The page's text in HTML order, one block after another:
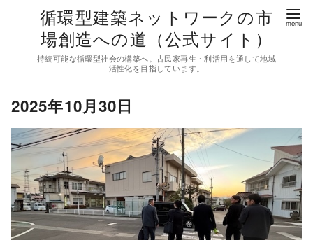
循環型建築ネットワークの市
場創造への道（公式サイト）
持続可能な循環型社会の構築へ。古民家再生・利活用を通して地域
活性化を目指しています。
2025年10月30日